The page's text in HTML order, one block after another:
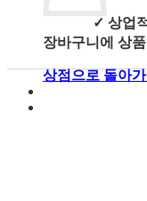
장바구니에 상
상점으로 돌아가
✓ 상업